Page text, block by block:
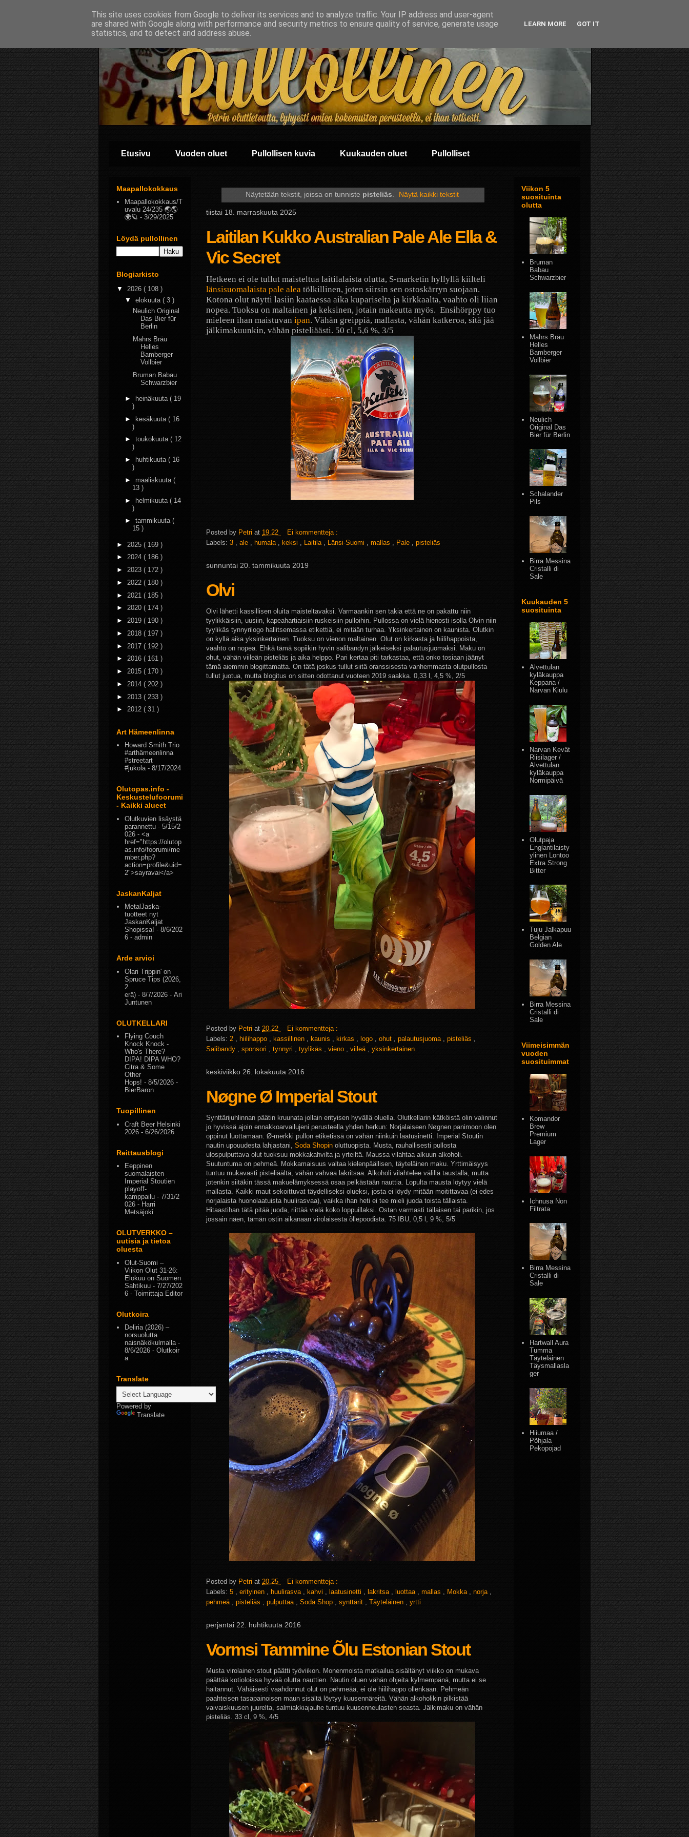
Etusivu Vuoden oluet Pullollisen kuvia Kuukauden oluet Pullolliset
Näytetään tekstit, joissa on tunniste pisteliäs. Näytä kaikki tekstit
tiistai 18. marraskuuta 2025
Laitilan Kukko Australian Pale Ale Ella &
Vic Secret
Hetkeen ei ole tullut maisteltua laitilalaista olutta, S-marketin hyllyllä kiilteli
länsisuomalaista pale alea tölkillinen, joten siirsin sen ostoskärryn suojaan.
Kotona olut näytti lasiin kaataessa aika kupariselta ja kirkkaalta, vaahto oli liian
nopea. Tuoksu on maltainen ja keksinen, jotain makeutta myös. Ensihörppy tuo
mieleen ihan maistuvan ipan. Vähän greippiä, mallasta, vähän katkeroa, sitä jää
jälkimakuunkin, vähän pisteliäästi. 50 cl, 5,6 %, 3/5
Posted by Petri at 19.22
Ei kommentteja :
Labels: 3 ale humala keksi Laitila Länsi-Suomi mallas Pale pisteliäs
sunnuntai 20. tammikuuta 2019
Olvi
Olvi lähetti kassillisen oluita maisteltavaksi. Varmaankin sen takia että ne on pakattu niin
tyylikkäisiin, uusiin, kapeahartiaisiin ruskeisiin pulloihin. Pullossa on vielä hienosti isolla Olvin niin
tyylikäs tynnyrilogo hallitsemassa etikettiä, ei mitään turhaa. Yksinkertainen on kaunista. Olutkin
on kyllä aika yksinkertainen. Tuoksu on vienon maltainen. Olut on kirkasta ja hiilihappoista,
vaahto on nopea. Ehkä tämä sopiikin hyvin salibandyn jälkeiseksi palautusjuomaksi. Maku on
ohut, vähän viileän pisteliäs ja aika helppo. Pari kertaa piti tarkastaa, että onko tosiaan jäänyt
tämä aiemmin blogittamatta. On tätä joskus tullut siitä oranssisesta vanhemmasta olutpullosta
tullut juotua, mutta blogitus on sitten odottanut vuoteen 2019 saakka. 0,33 l, 4,5 %, 2/5
Posted by Petri at 20.22
Ei kommentteja :
Labels: 2 , hiilihappo , kassillinen , kaunis , kirkas , logo , ohut , palautusjuoma , pisteliäs ,
Salibandy , sponsori , tynnyri , tyylikäs , vieno , viileä , yksinkertainen
keskiviikko 26. lokakuuta 2016
Nøgne Ø Imperial Stout
Synttärijuhlinnan päätin kruunata jollain erityisen hyvällä oluella. Olutkellarin kätköistä olin valinnut
jo hyvissä ajoin ennakkoarvailujeni perusteella yhden herkun: Norjalaiseen Nøgnen panimoon olen
oppinut luottamaan. Ø-merkki pullon etiketissä on vähän niinkuin laatusinetti. Imperial Stoutin
nautin upouudesta lahjastani, Soda Shopin oluttuopista. Musta, rauhallisesti pullosta
ulospulputtava olut tuoksuu mokkakahvilta ja yrteiltä. Maussa vilahtaa alkuun alkoholi.
Suutuntuma on pehmeä. Mokkamaisuus valtaa kielenpäällisen, täyteläinen maku. Yrttimäisyys
tuntuu mukavasti pisteliäältä, vähän vahvaa lakritsaa. Alkoholi vilahtelee välillä taustalla, mutta
jotenkin siitäkin tässä makuelämyksessä osaa pelkästään nauttia. Lopulta mausta löytyy vielä
mallasta. Kaikki maut sekoittuvat täydelliseksi olueksi, josta ei löydy mitään moitittavaa (ei edes
norjalaista huonolaatuista huulirasvaa), vaikka ihan heti ei tee mieli juoda toista tällaista.
Hitaastihan tätä pitää juoda, riittää vielä koko loppuillaksi. Ostan varmasti tällaisen tai parikin, jos
jossain näen, tämän ostin aikanaan virolaisesta õllepoodista. 75 IBU, 0,5 l, 9 %, 5/5
Posted by Petri at 20.25
Ei kommentteja :
Labels: 5 erityinen huulirasva kahvi laatusinetti lakritsa luottaa mallas Mokka norja
pehmeä
pisteliäs pulputtaa Soda Shop synttärit Täyteläinen yrtti
perjantai 22. huhtikuuta 2016
Vormsi Tammine Õlu Estonian Stout
Musta virolainen stout päätti työviikon. Monenmoista matkailua sisältänyt viikko on mukava
päättää kotioloissa hyvää olutta nauttien. Nautin oluen vähän ohjeita kylmempänä, mutta ei se
haitannut. Vähäisesti vaahdonnut olut on pehmeää, ei ole hiilihappo ollenkaan. Pehmeän
paahteisen tasapainoisen maun sisältä löytyy kuusennäreitä. Vähän alkoholikin pilkistää
vaivaiskuusen juurelta, salmiakkiajauhe tuntuu kuusenneulasten seasta. Jälkimaku on vähän
pisteliäs. 33 cl, 9 %, 4/5
Maapallokokkaus
Maapallokokkaus/T
uvalu 24/235 🌏🌎
🌍🪐 - 3/29/2025
Löydä pullollinen
Blogiarkisto
▼ 2026 ( 108 )
▼ elokuuta ( 3 )
Neulich Original
Das Bier für
Berlin
Mahrs Bräu
Helles
Bamberger
Vollbier
Bruman Babau
Schwarzbier
► heinäkuuta ( 19
)
► kesäkuuta ( 16
)
► toukokuuta ( 12
)
►
huhtikuuta ( 16
)
► maaliskuuta (
13 )
► helmikuuta ( 14
)
► tammikuuta (
15 )
► 2025 ( 169 )
► 2024 ( 186 )
► 2023 ( 172 )
► 2022 ( 180 )
► 2021 ( 185 )
► 2020 ( 174 )
► 2019 ( 190 )
► 2018 ( 197 )
► 2017 ( 192 )
► 2016 ( 161 )
► 2015 ( 170 )
► 2014 ( 202 )
► 2013 ( 233 )
► 2012 ( 31 )
Art Hämeenlinna
Howard Smith Trio
#arthämeenlinna
#streetart
#jukola- 8/17/2024
Olutopas.info -
Keskustelufoorumi
- Kaikki alueet
Olutkuvien lisäystä
parannettu - 5/15/2
026 - <a
href="https://olutop
as.info/foorumi/me
mber.php?
action=profile&uid=
2">sayravai</a>
JaskanKaljat
MetalJaska-
tuotteet nyt
JaskanKaljat
Shopissa! - 8/6/202
6 - admin
Arde arvioi
Olari Trippin' on
Spruce Tips (2026,
2.
erä) - 8/7/2026 - Ari
Juntunen
OLUTKELLARI
Flying Couch
Knock Knock -
Who's There?
DIPA! DIPA WHO?
Citra & Some
Other
Hops! - 8/5/2026 -
BierBaron
Tuopillinen
Craft Beer Helsinki
2026 - 6/26/2026
Reittausblogi
Eeppinen
suomalaisten
Imperial Stoutien
playoff-
kamppailu - 7/31/2
026 - Harri
Metsäjoki
OLUTVERKKO –
uutisia ja tietoa
oluesta
Olut-Suomi –
Viikon Olut 31-26:
Elokuu on Suomen
Sahtikuu - 7/27/202
6 - Toimittaja Editor
Olutkoira
Deliria (2026) –
norsuolutta
naisnäkökulmalla-
8/6/2026 - Olutkoir
a
Translate
Powered by
Translate
Viikon 5
suosituinta
olutta
Bruman
Babau
Schwarzbier
Mahrs Bräu
Helles
Bamberger
Vollbier
Neulich
Original Das
Bier für Berlin
Schalander
Pils
Birra Messina
Cristalli di
Sale
Kuukauden 5
suosituinta
Alvettulan
kyläkauppa
Keppana /
Narvan Kiulu
Narvan Kevät
Riisilager /
Alvettulan
kyläkauppa
Normipäivä
Olutpaja
Englantilaisty
ylinen Lontoo
Extra Strong
Bitter
Tuju Jalkapuu
Belgian
Golden Ale
Birra Messina
Cristalli di
Sale
Viimeisimmän
vuoden
suosituimmat
Komandor
Brew
Premium
Lager
Ichnusa Non
Filtrata
Birra Messina
Cristalli di
Sale
Hartwall Aura
Tumma
Täyteläinen
Täysmallasla
ger
Hiiumaa /
Põhjala
Pekopojad
This site uses cookies from Google to deliver its services and to analyze traffic. Your IP address and user-agent
are shared with Google along with performance and security metrics to ensure quality of service, generate usage
statistics, and to detect and address abuse.
LEARN MORE GOT IT